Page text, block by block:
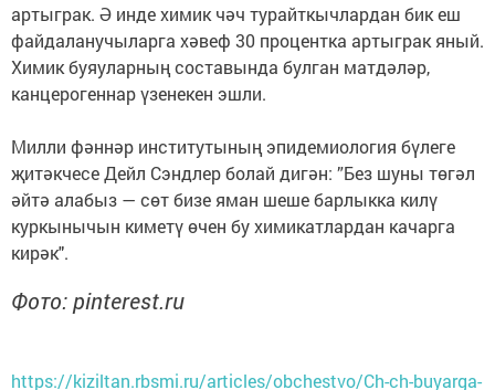
артыграк. Ә инде химик чәч турайткычлардан бик еш
файдаланучыларга хәвеф 30 процентка артыграк яный.
Химик буяуларның составында булган матдәләр,
канцерогеннар үзенекен эшли.
Милли фәннәр институтының эпидемиология бүлеге
җитәкчесе Дейл Сэндлер болай дигән: ”Без шуны төгәл
әйтә алабыз — сөт бизе яман шеше барлыкка килү
куркынычын киметү өчен бу химикатлардан качарга
кирәк".
Фото: pinterest.ru
https://kiziltan.rbsmi.ru/articles/obchestvo/Ch-ch-buyarga-